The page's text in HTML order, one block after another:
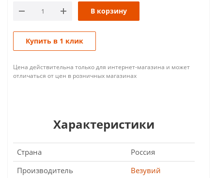
В корзину
Купить в 1 клик
Цена действительна только для интернет-магазина и может
отличаться от цен в розничных магазинах
Характеристики
Страна
Россия
Производитель
Везувий